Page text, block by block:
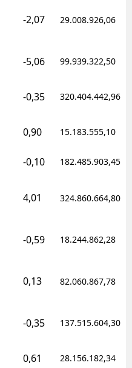
-2,07 29.008.926,06
-5,06 99.939.322,50
-0,35 320.404.442,96
0,90 15.183.555,10
-0,10 182.485.903,45
4,01 324.860.664,80
-0,59 18.244.862,28
0,13 82.060.867,78
-0,35 137.515.604,30
0,61 28.156.182,34